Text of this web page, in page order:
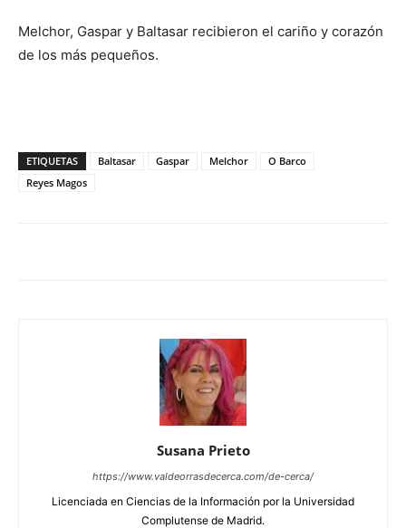
Melchor, Gaspar y Baltasar recibieron el cariño y corazón
de los más pequeños.
ETIQUETAS Baltasar Gaspar Melchor
O Barco
Reyes Magos
Susana Prieto
https://www.valdeorrasdecerca.com/de-cerca/
Licenciada en Ciencias de la Información por la Universidad
Complutense de Madrid.